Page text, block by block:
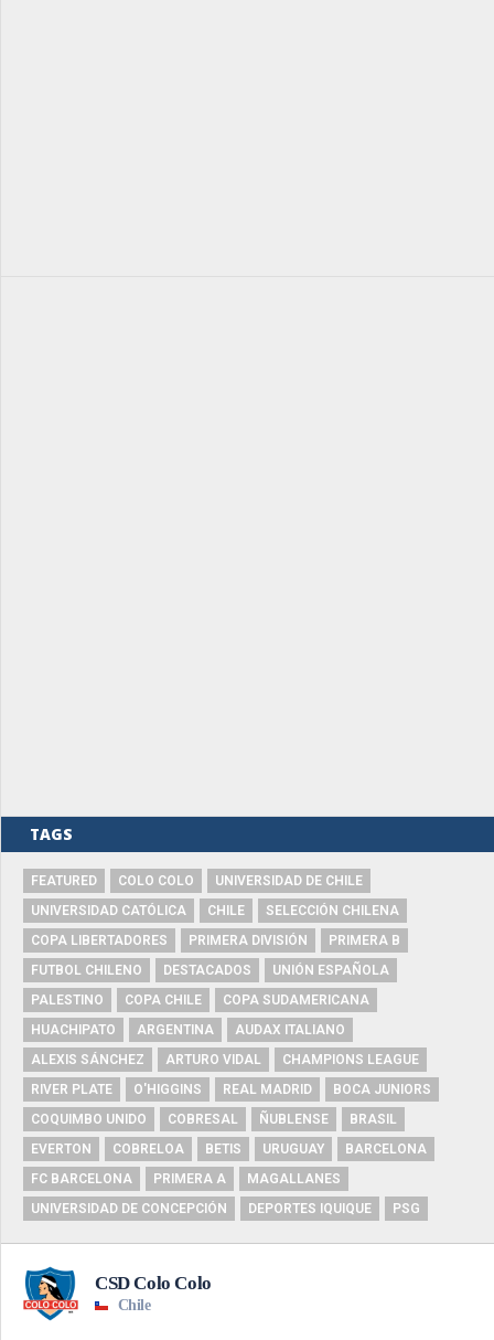
TAGS
FEATURED COLO COLO
UNIVERSIDAD DE CHILE
UNIVERSIDAD CATÓLICA
CHILE
SELECCIÓN CHILENA
COPA LIBERTADORES
PRIMERA DIVISIÓN
PRIMERA B
FUTBOL CHILENO
DESTACADOS
UNIÓN ESPAÑOLA
PALESTINO
COPA CHILE
COPA SUDAMERICANA
HUACHIPATO
ARGENTINA
AUDAX ITALIANO
ALEXIS SÁNCHEZ
ARTURO VIDAL
CHAMPIONS LEAGUE
RIVER PLATE
O'HIGGINS REAL MADRID
BOCA JUNIORS
COQUIMBO UNIDO
COBRESAL ÑUBLENSE
BRASIL
EVERTON
COBRELOA BETIS URUGUAY
BARCELONA
FC BARCELONA
PRIMERA A
MAGALLANES
UNIVERSIDAD DE CONCEPCIÓN
DEPORTES IQUIQUE PSG